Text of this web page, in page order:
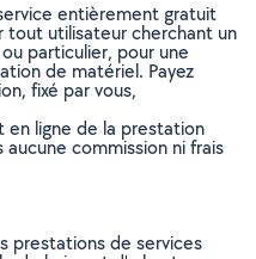
entièrement gratuit
tout utilisateur cherchant un
particulier, pour une
de matériel. Payez
fixé par vous,
en ligne de la prestation
commission ni frais
prestations de services